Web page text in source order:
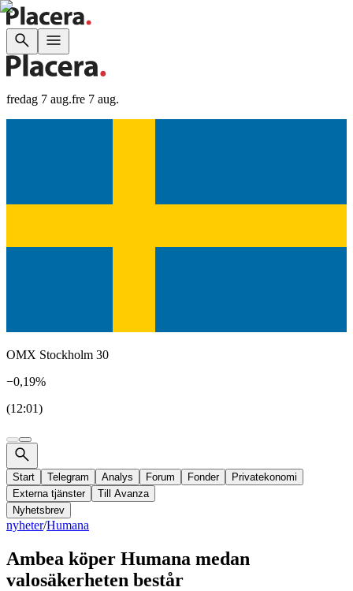
fredag 7 aug.fre 7 aug.
OMX Stockholm 30
−0,19%
(12:01)
Start Telegram Analys Forum Fonder
Privatekonomi
Externa tjänster
Till Avanza
Nyhetsbrev
nyheter/Humana
Ambea köper Humana medan
valosäkerheten består